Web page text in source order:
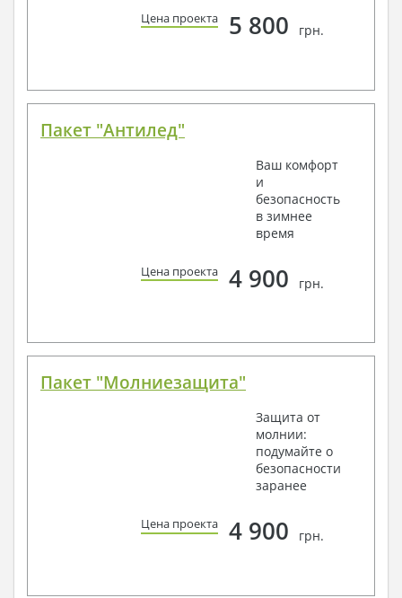
Цена проекта 5 800 грн.
Пакет "Антилед"
Ваш комфорт
и
безопасность
в зимнее
время
Цена проекта 4 900 грн.
Пакет "Молниезащита"
Защита от
молнии:
подумайте о
безопасности
заранее
Цена проекта 4 900 грн.